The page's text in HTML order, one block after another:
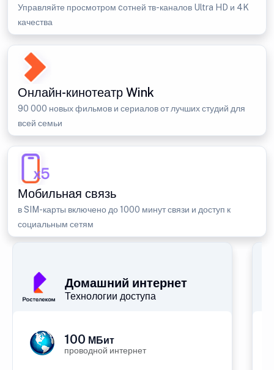
Управляйте просмотром cотней тв-каналов Ultra HD и 4K
качества
Онлайн-кинотеатр Wink
90 000 новых фильмов и сериалов от лучших студий для
всей семьи
Мобильная связь
в SIM-карты включено до 1000 минут связи и доступ к
социальным сетям
Домашний интернет
Технологии доступа
100 МБит
проводной интернет